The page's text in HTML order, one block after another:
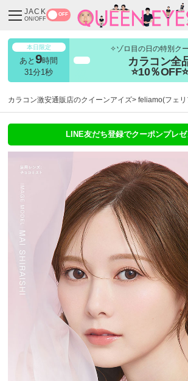
JACK
ON/OFF
OFF
本日限定
あと9時間
30分59秒
✧ゾロ目の日の特別ク
カラコン全
⭐10％
カラコン激安通販店のクイーンアイズ feliamo(フェ
LINE友だち登録でクーポンプレ